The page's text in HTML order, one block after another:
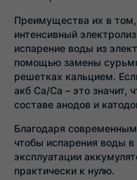
Преимущества их в
интенсивный
испарение воды из
помощью замены
решетках кальцием.
акб Ca/Ca – это значит,
составе анодов и
Благодаря
чтобы испарения воды в
эксплуатации
практически к нулю.